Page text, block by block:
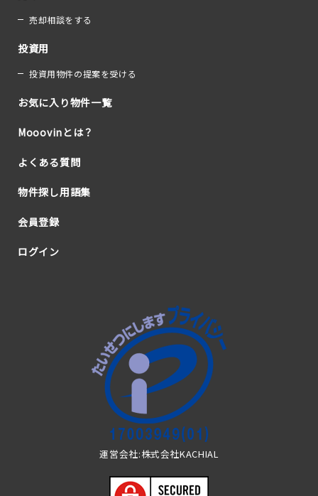
売却相談をする
投資用
投資用物件の提案を受ける
お気に入り物件一覧
Mooovinとは？
よくある質問
物件探し用語集
会員登録
ログイン
運営会社:株式会社KACHIAL